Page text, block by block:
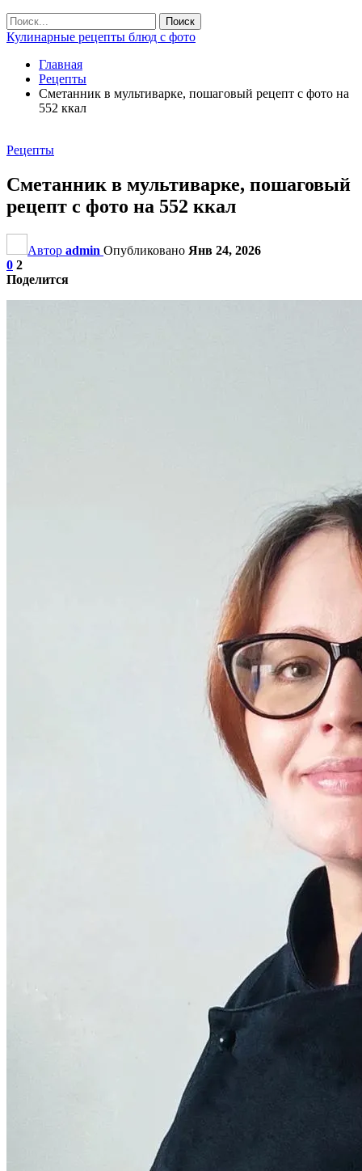
Кулинарные рецепты блюд с фото
Главная
Рецепты
Сметанник в мультиварке, пошаговый рецепт с фото на
552 ккал
Рецепты
Сметанник в мультиварке, пошаговый
рецепт с фото на 552 ккал
Автор admin Опубликовано Янв 24, 2026
0 2
Поделится